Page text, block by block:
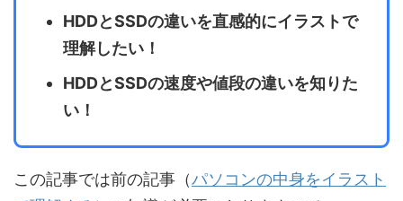
HDDとSSDの違いを直感的にイラストで
理解したい！
HDDとSSDの速度や値段の違いを知りた
い！
この記事では前の記事（パソコンの中身をイラスト